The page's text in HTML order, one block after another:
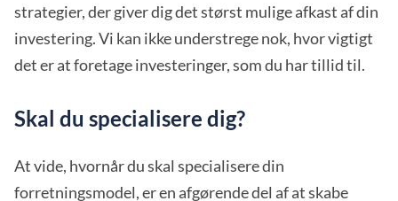
strategier, der giver dig det størst mulige afkast af din
investering. Vi kan ikke understrege nok, hvor vigtigt
det er at foretage investeringer, som du har tillid til.
Skal du specialisere dig?
At vide, hvornår du skal specialisere din
forretningsmodel, er en afgørende del af at skabe